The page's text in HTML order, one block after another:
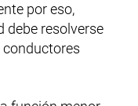
por eso,
debe resolverse
conductores